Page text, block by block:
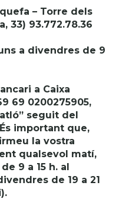
– Torre dels
33) 93.772.78.36
a divendres de 9
a Caixa
69 0200275905,
seguit del
important que,
la vostra
qualsevol matí,
9 a 15 h. al
de 19 a 21